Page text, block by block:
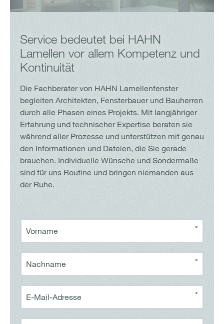
Service bedeutet bei HAHN
Lamellen vor allem Kompetenz und
Kontinuität
Die Fachberater von HAHN Lamellenfenster
begleiten Architekten, Fensterbauer und Bauherren
durch alle Phasen eines Projekts. Mit langjähriger
Erfahrung und technischer Expertise beraten sie
während aller Prozesse und unterstützen mit genau
den Informationen und Dateien, die Sie gerade
brauchen. Individuelle Wünsche und Sondermaße
sind für uns Routine und bringen niemanden aus
der Ruhe.
Vorname *
Nachname *
E-Mail-Adresse *